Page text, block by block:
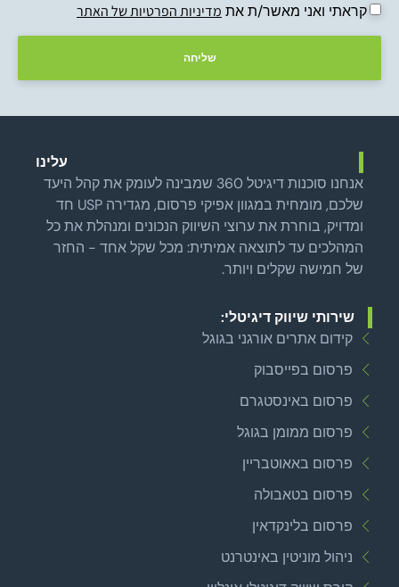
קראתי ואני מאשר/ת את מדיניות הפרטיות של האתר
שליחה
עלינו
אנחנו סוכנות דיגיטל 360 שמבינה לעומק את קהל היעד
שלכם, מומחית במגוון אפיקי פרסום, מגדירה USP חד
ומדויק, בוחרת את ערוצי השיווק הנכונים ומנהלת את כל
המהלכים עד לתוצאה אמיתית: מכל שקל אחד - החזר
של חמישה שקלים ויותר.
שירותי שיווק דיגיטלי:
קידום אתרים אורגני בגוגל
פרסום בפייסבוק
פרסום באינסטגרם
פרסום ממומן בגוגל
פרסום באאוטבריין
פרסום בטאבולה
פרסום בלינקדאין
ניהול מוניטין באינטרנט